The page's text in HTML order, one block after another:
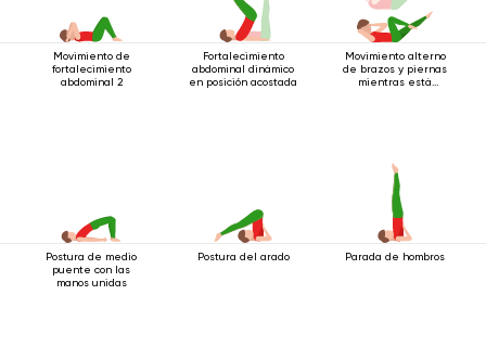
Movimiento de
fortalecimiento
abdominal 2
Fortalecimiento
abdominal dinámico
en posición acostada
Movimiento alterno
de brazos y piernas
mientras está
Postura de medio
puente con las
manos unidas
Postura del arado Parada de hombros